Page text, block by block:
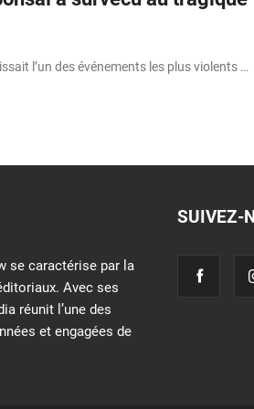
l’un des événements les plus violents …
se caractérise par la
Avec ses
réunit l’une des
et engagées de
SUIVEZ-